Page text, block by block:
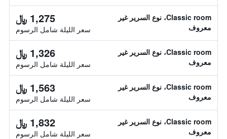
Classic room، نوع السرير غير
معروف
1,275 ﷼
سعر الليلة شامل الرسوم
Classic room، نوع السرير غير
معروف
1,326 ﷼
سعر الليلة شامل الرسوم
Classic room، نوع السرير غير
معروف
1,563 ﷼
سعر الليلة شامل الرسوم
Classic room، نوع السرير غير
معروف
1,832 ﷼
سعر الليلة شامل الرسوم